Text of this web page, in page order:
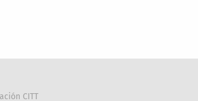
CITT